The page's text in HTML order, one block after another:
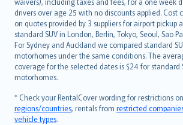
drivers over age 25 with no discounts applied. Cost
on quotes provided by 3 suppliers for airport pickup
standard SUV in London, Berlin, Tokyo, Seoul, Sao
For Sydney and Auckland we compared standard
motorhomes under the same conditions. The
coverage for the selected dates is $24 for standard
motorhomes.
* Check your RentalCover wording for restrictions
regions/countries, rentals from restricted
vehicle types.